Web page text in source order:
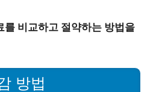
를 비교하고 절약하는 방법을
방법